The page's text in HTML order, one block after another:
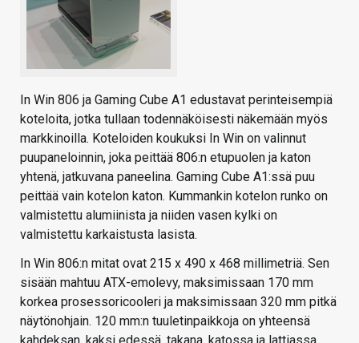
In Win 806 ja Gaming Cube A1 edustavat perinteisempiä
koteloita, jotka tullaan todennäköisesti näkemään myös
markkinoilla. Koteloiden koukuksi In Win on valinnut
puupaneloinnin, joka peittää 806:n etupuolen ja katon
yhtenä, jatkuvana paneelina. Gaming Cube A1:ssä puu
peittää vain kotelon katon. Kummankin kotelon runko on
valmistettu alumiinista ja niiden vasen kylki on
valmistettu karkaistusta lasista.
In Win 806:n mitat ovat 215 x 490 x 468 millimetriä. Sen
sisään mahtuu ATX-emolevy, maksimissaan 170 mm
korkea prosessoricooleri ja maksimissaan 320 mm pitkä
näytönohjain. 120 mm:n tuuletinpaikkoja on yhteensä